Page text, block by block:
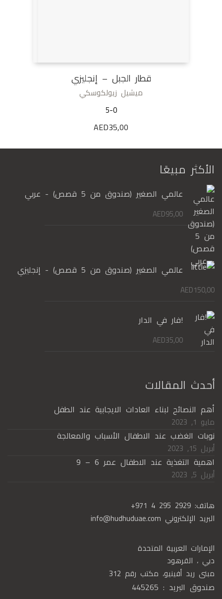
قطار الجبل – إنجليزي
ميشيل زيولكوسكي
5-0
AED35,00
الأكثر مبيعًا
عالمي الصغير (صندوق من 5 قصص) - عربي
AED95,00
عالمي الصغير (صندوق من 5 قصص) - إنجليزي
AED150,00
!فار في الدار
AED35,00
أحدث المقالات
أهم النصائح لبناء العادات الايجابية عند الطفل
مايو 1, 2023
نوبات الغضب عند الاطفال الأسباب والمعالجة
أبريل 15, 2023
اهمية التغذية عند الاطفال عمر 6 – 9
أبريل 5, 2023
هاتف: +971 4 295 2929
البريد الإلكتروني info@hudhuduae.com
الإمارات العربية المتحدة
دبي ، القرهود
مبنى ريد أفينيو، مكتب رقم 312
صندوق البريد : 445265